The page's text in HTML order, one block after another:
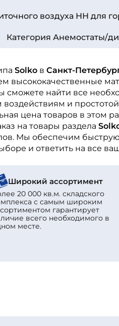
воздуха НН для
Категория Анемостаты/
Solko в Санкт-
высококачественные
сможете найти все
и
цена товаров в этом
на товары раздела
Мы обеспечим
и ответить на все
Широкий ассортимент
20 000 кв.м. складского
с самым широким
гарантирует
всего необходимого в
месте.